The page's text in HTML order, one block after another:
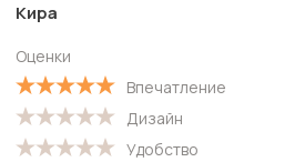
Кира
Оценки
Впечатление
Дизайн
Удобство